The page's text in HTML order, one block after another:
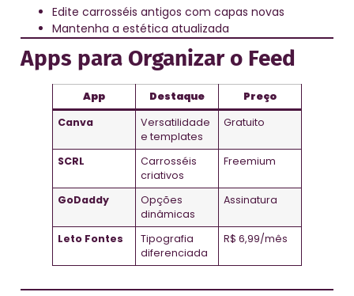
Edite carrosséis antigos com capas novas
Mantenha a estética atualizada
Apps para Organizar o Feed
App Destaque
Preço
Canva
Versatilidade
e templates
Gratuito
SCRL
Carrosséis
criativos
Freemium
GoDaddy
Opções
dinâmicas
Assinatura
Leto Fontes
Tipografia
diferenciada
R$ 6,99/mês